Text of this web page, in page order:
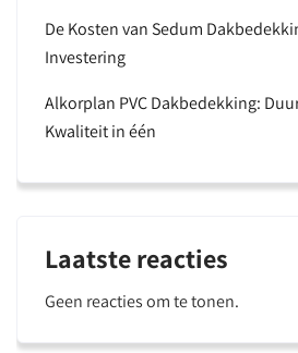
De Kosten van Sedum
Investering
Alkorplan PVC Dakbedekking:
Kwaliteit in één
Laatste reacties
Geen reacties om te tonen.